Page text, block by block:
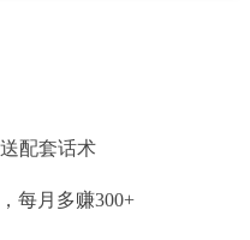
配套话术
每月多赚300+